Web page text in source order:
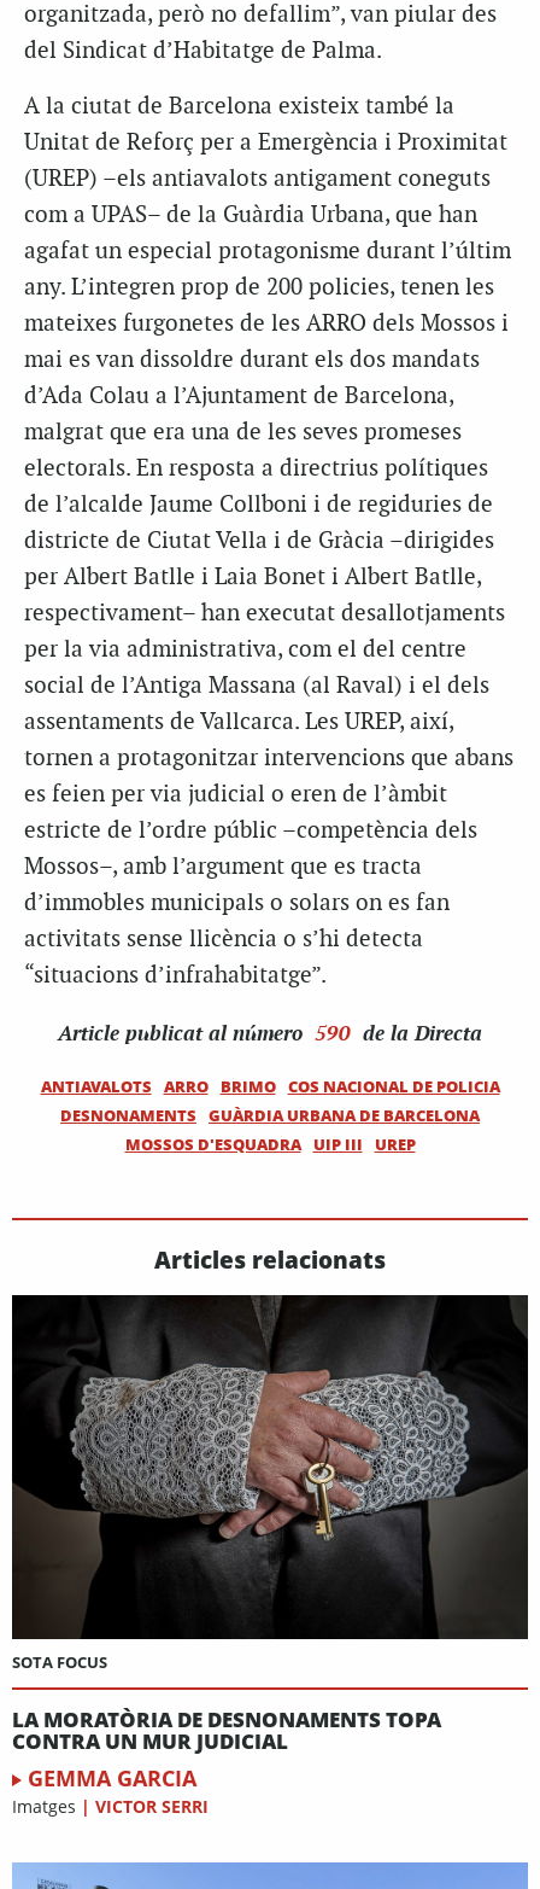
organitzada, però no defallim”, van piular des
del Sindicat d’Habitatge de Palma.
A la ciutat de Barcelona existeix també la
Unitat de Reforç per a Emergència i Proximitat
(UREP) –els antiavalots antigament coneguts
com a UPAS– de la Guàrdia Urbana, que han
agafat un especial protagonisme durant l’últim
any. L’integren prop de 200 policies, tenen les
mateixes furgonetes de les ARRO dels Mossos i
mai es van dissoldre durant els dos mandats
d’Ada Colau a l’Ajuntament de Barcelona,
malgrat que era una de les seves promeses
electorals. En resposta a directrius polítiques
de l’alcalde Jaume Collboni i de regiduries de
districte de Ciutat Vella i de Gràcia –dirigides
per Albert Batlle i Laia Bonet i Albert Batlle,
respectivament– han executat desallotjaments
per la via administrativa, com el del centre
social de l’Antiga Massana (al Raval) i el dels
assentaments de Vallcarca. Les UREP, així,
tornen a protagonitzar intervencions que abans
es feien per via judicial o eren de l’àmbit
estricte de l’ordre públic –competència dels
Mossos–, amb l’argument que es tracta
d’immobles municipals o solars on es fan
activitats sense llicència o s’hi detecta
“situacions d’infrahabitatge”.
Article publicat al número 590 de la Directa
ANTIAVALOTS ARRO BRIMO COS NACIONAL DE POLICIA
DESNONAMENTS
GUÀRDIA URBANA DE BARCELONA
MOSSOS D'ESQUADRA
UIP III UREP
Articles relacionats
SOTA FOCUS
LA MORATÒRIA DE DESNONAMENTS TOPA
CONTRA UN MUR JUDICIAL
GEMMA GARCIA
Imatges | VICTOR SERRI